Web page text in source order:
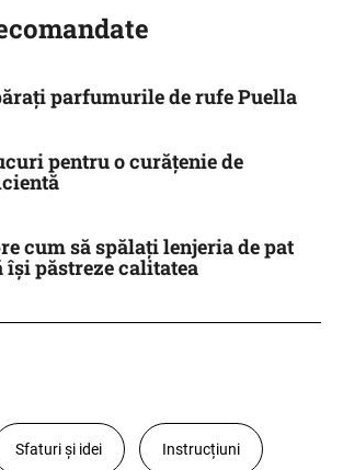
parfumurile de rufe Puella
pentru o curățenie de
cum să spălați lenjeria de pat
își păstreze calitatea
Sfaturi și idei Instrucțiuni